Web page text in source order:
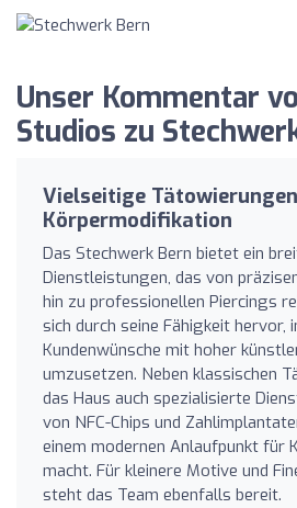
Unser Kommentar
Studios zu
Vielseitige
Körpermodifikation
Das Stechwerk Bern bietet ein
Dienstleistungen, das von
hin zu professionellen Piercings
sich durch seine Fähigkeit hervor,
Kundenwünsche mit hoher
umzusetzen. Neben klassischen
das Haus auch spezialisierte
von NFC-Chips und
einem modernen Anlaufpunkt für
macht. Für kleinere Motive und
steht das Team ebenfalls bereit.